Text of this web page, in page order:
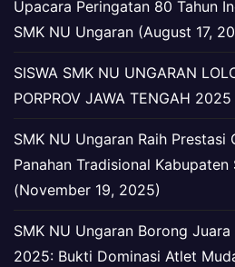
Upacara Peringatan 80 Tahun
SMK NU Ungaran (August 17,
SISWA SMK NU UNGARAN
PORPROV JAWA TENGAH
SMK NU Ungaran Raih Prestasi
Panahan Tradisional
(November 19, 2025)
SMK NU Ungaran Borong Juara
2025: Bukti Dominasi Atlet